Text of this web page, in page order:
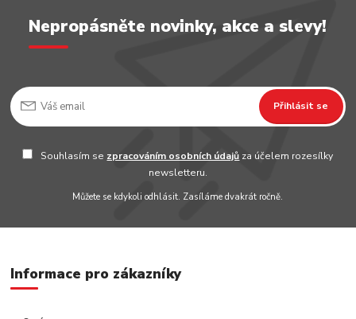
Nepropásněte novinky, akce a slevy!
Přihlásit se
Souhlasím se zpracováním osobních údajů za účelem rozesílky
newsletteru.
Můžete se kdykoli odhlásit. Zasíláme dvakrát ročně.
Informace pro zákazníky